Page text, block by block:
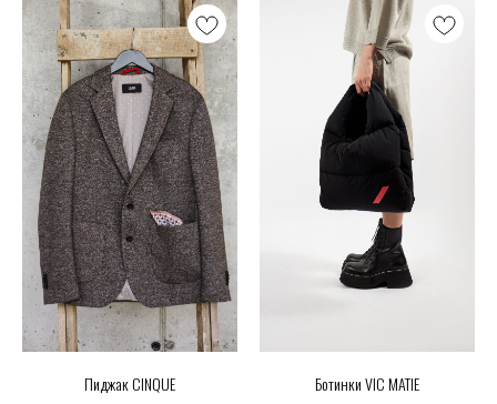
Пиджак CINQUE Ботинки VIC MATIE